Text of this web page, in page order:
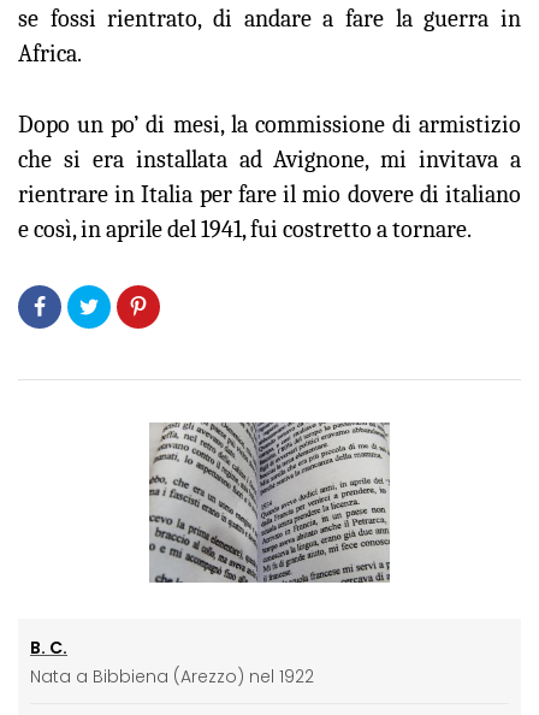
se fossi rientrato, di andare a fare la guerra in
Africa.
Dopo un po’ di mesi, la commissione di armistizio
che si era installata ad Avignone, mi invitava a
rientrare in Italia per fare il mio dovere di italiano
e così, in aprile del 1941, fui costretto a tornare.
B. C.
Nata a Bibbiena (Arezzo) nel 1922